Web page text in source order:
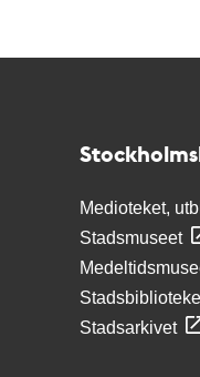
Medioteket,
Stadsmuseet
Stadsarkivet